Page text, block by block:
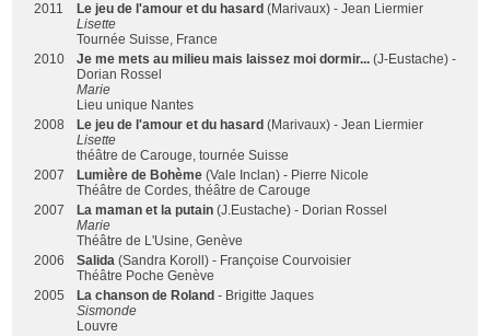
2011
Le jeu de l'amour et du hasard (Marivaux) - Jean Liermier
Lisette
Tournée Suisse, France
2010
Je me mets au milieu mais laissez moi dormir... (J-Eustache) -
Dorian Rossel
Marie
Lieu unique Nantes
2008
Le jeu de l'amour et du hasard (Marivaux) - Jean Liermier
Lisette
théâtre de Carouge, tournée Suisse
2007
Lumière de Bohème (Vale Inclan) - Pierre Nicole
Théâtre de Cordes, théâtre de Carouge
2007
La maman et la putain (J.Eustache) - Dorian Rossel
Marie
Théâtre de L'Usine, Genève
2006
Salida (Sandra Koroll) - Françoise Courvoisier
Théâtre Poche Genève
2005
La chanson de Roland - Brigitte Jaques
Sismonde
Louvre